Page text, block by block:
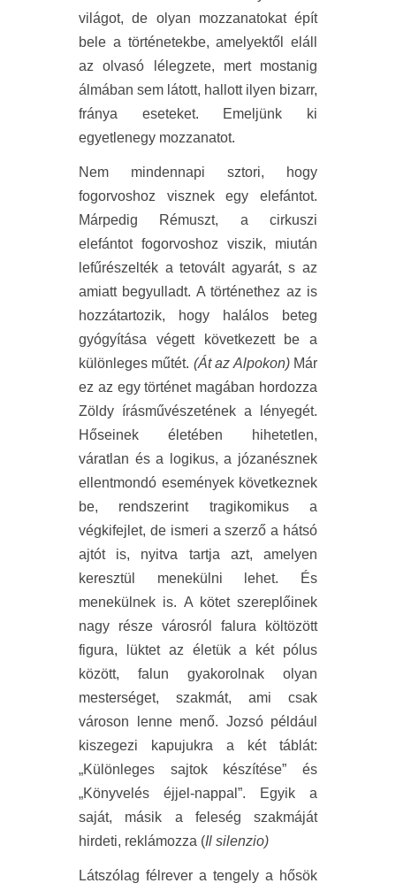
világot, de olyan mozzanatokat épít
bele a történetekbe, amelyektől eláll
az olvasó lélegzete, mert mostanig
álmában sem látott, hallott ilyen bizarr,
fránya eseteket. Emeljünk ki
egyetlenegy mozzanatot.
Nem mindennapi sztori, hogy
fogorvoshoz visznek egy elefántot.
Márpedig Rémuszt, a cirkuszi
elefántot fogorvoshoz viszik, miután
lefűrészelték a tetovált agyarát, s az
amiatt begyulladt. A történethez az is
hozzátartozik, hogy halálos beteg
gyógyítása végett következett be a
különleges műtét. (Át az Alpokon) Már
ez az egy történet magában hordozza
Zöldy írásművészetének a lényegét.
Hőseinek életében hihetetlen,
váratlan és a logikus, a józanésznek
ellentmondó események következnek
be, rendszerint tragikomikus a
végkifejlet, de ismeri a szerző a hátsó
ajtót is, nyitva tartja azt, amelyen
keresztül menekülni lehet. És
menekülnek is. A kötet szereplőinek
nagy része városról falura költözött
figura, lüktet az életük a két pólus
között, falun gyakorolnak olyan
mesterséget, szakmát, ami csak
városon lenne menő. Jozsó például
kiszegezi kapujukra a két táblát:
„Különleges sajtok készítése” és
„Könyvelés éjjel-nappal”. Egyik a
saját, másik a feleség szakmáját
hirdeti, reklámozza (Il silenzio)
Látszólag félrever a tengely a hősök